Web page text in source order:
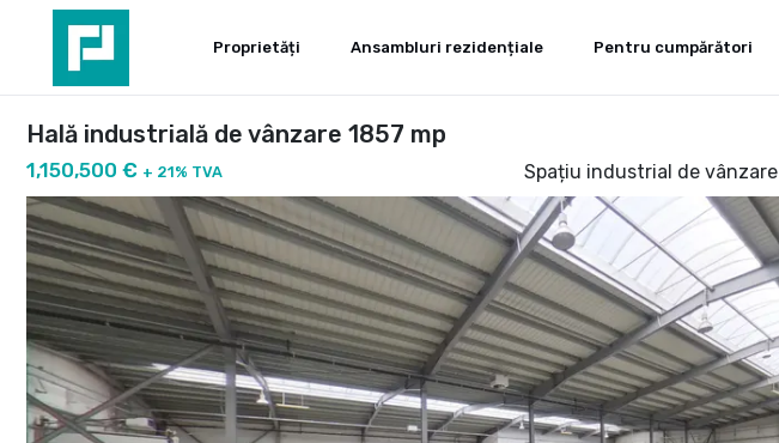
Proprietăți Ansambluri rezidențiale Pentru cumpărători
Hală industrială de vânzare 1857 mp
1,150,500 € + 21% TVA Spațiu industrial de vânzare